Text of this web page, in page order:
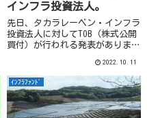
インフラ投資法人。
先日、タカラレーベン・インフラ
投資法人に対してTOB（株式公開
買付）が行われる発表がありまし
2022.10.11
ｲﾝﾌﾗﾌｧﾝﾄﾞ